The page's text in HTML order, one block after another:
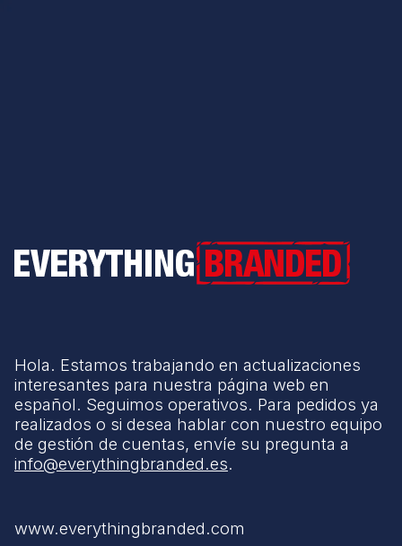
Everything Branded
Hola. Estamos trabajando en actualizaciones
interesantes para nuestra página web en
español. Seguimos operativos. Para pedidos ya
realizados o si desea hablar con nuestro equipo
de gestión de cuentas, envíe su pregunta a
info@everythingbranded.es.
www.everythingbranded.com